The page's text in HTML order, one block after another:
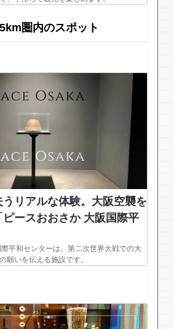
圏内のスポット
リアルな体験。大阪空襲を
ースおおさか 大阪国際平
平和センターは、第二次世界大戦での大
願いを伝える施設です。